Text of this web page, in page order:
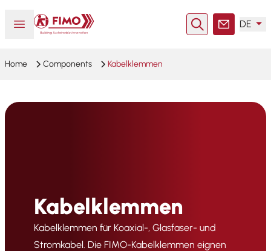
Menü öffnen oder schließen
Zurück zur Startseite
SucheKontakt
DE
Home Components Kabelklemmen
Kabelklemmen
Kabelklemmen für Koaxial-, Glasfaser- und
Stromkabel. Die FIMO-Kabelklemmen eignen